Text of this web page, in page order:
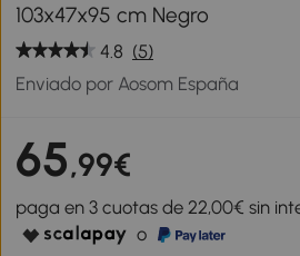
103x47x95 cm Negro
4.8 (5)
Enviado por Aosom España
65,99€
paga en 3 cuotas de 22,00€ sin
o